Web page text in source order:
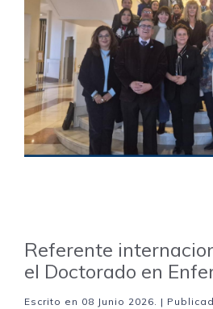
Referente
el Doctorado en
Escrito en 08 Junio 2026. |